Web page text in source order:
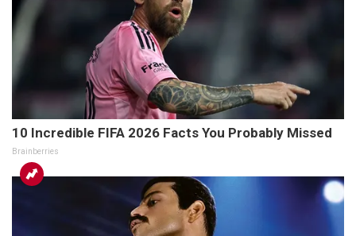
10 Incredible FIFA 2026 Facts You Probably Missed
Brainberries